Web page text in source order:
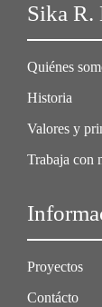
Sika R.
Quiénes
Historia
Valores y
Trabaja con
Proyectos
Contácto